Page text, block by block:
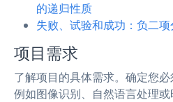
的递归性质
失败、试验和成功：负二
项目需求
了解项目的具体需求。确定您
例如图像识别、自然语言处理